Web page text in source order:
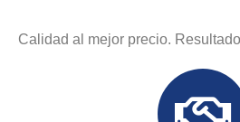
Calidad al mejor precio.